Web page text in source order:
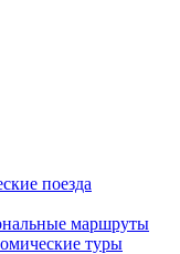
поезда
маршруты
туры